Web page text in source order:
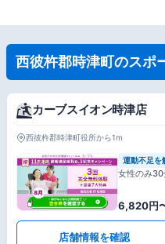
西彼杵郡時津町のスポ
カーブスイオン時津店
西彼杵郡時津町役所から1m
運動不足を
女性のみ30
6,820円
店舗情報を確認